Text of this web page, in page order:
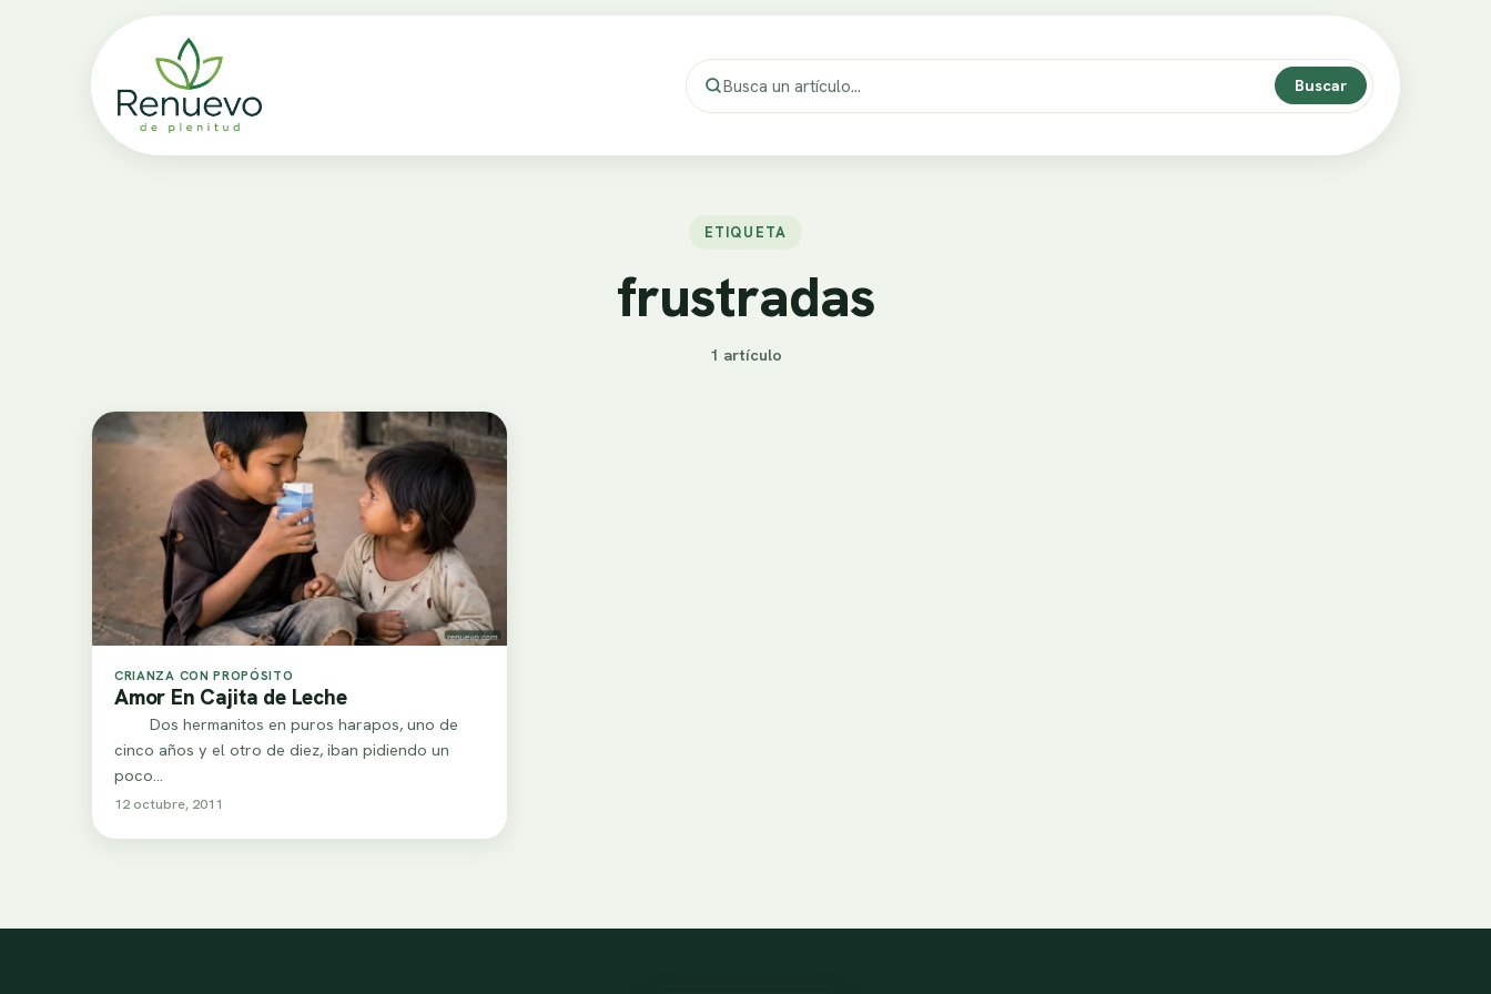
Buscar
ETIQUETA
frustradas
1 artículo
CRIANZA CON PROPÓSITO
Amor En Cajita de Leche
Dos hermanitos en puros harapos, uno de
cinco años y el otro de diez, iban pidiendo un
poco…
12 octubre, 2011